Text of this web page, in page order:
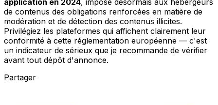
de contenus des obligations renforcées en matière de
modération et de détection des contenus illicites.
Privilégiez les plateformes qui affichent clairement leur
conformité à cette réglementation européenne — c'est
un indicateur de sérieux que je recommande de vérifier
avant tout dépôt d'annonce.
Partager